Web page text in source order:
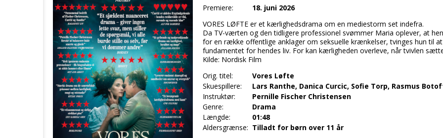
Premiere:
18. juni 2026
VORES LØFTE er et kærlighedsdrama om en mediestorm set indefra.
Da TV-værten og den tidligere professionel svømmer Maria oplever, at
for en række offentlige anklager om seksuelle krænkelser, tvinges hun til
fundamentet for hendes liv. For kan kærligheden overleve, når tvivlen
Kilde: Nordisk Film
Orig. titel:
Vores Løfte
Skuespillere:
Lars Ranthe, Danica Curcic, Sofie Torp, Rasmus
Instruktør:
Pernille Fischer Christensen
Genre:
Drama
Længde:
01:48
Aldersgrænse: Tilladt for børn over 11 år